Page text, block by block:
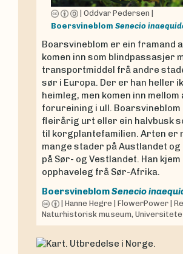
| Oddvar Pedersen |
Boersvineblom Senecio
Boarsvineblom er ein framand
komen inn som blindpassasjer
transportmiddel frå andre
sør i Europa. Der er han heller
heimleg, men komen inn mellom
forureining i ull. Boarsvineblom
fleirårig urt eller ein halvbusk
til korgplantefamilien. Arten er
mange stader på Austlandet
på Sør- og Vestlandet. Han kjem
opphaveleg frå Sør-Afrika.
BoersvineblomSenecio
Hanne Hegre FlowerPower
Naturhistorisk museum,